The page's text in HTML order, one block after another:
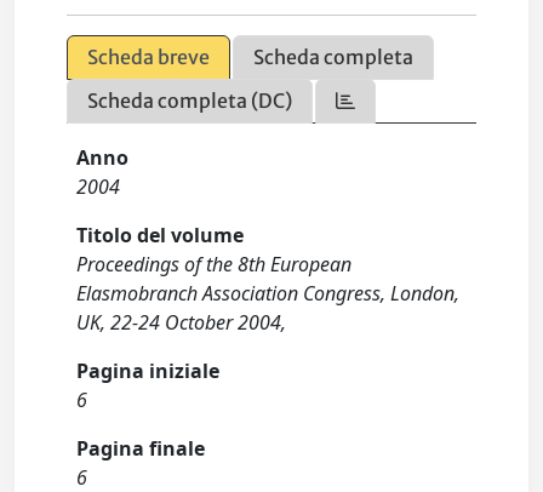
Scheda breve
Scheda completa
Scheda completa (DC)
Anno
2004
Titolo del volume
Proceedings of the 8th European
Elasmobranch Association Congress, London,
UK, 22-24 October 2004,
Pagina iniziale
6
Pagina finale
6